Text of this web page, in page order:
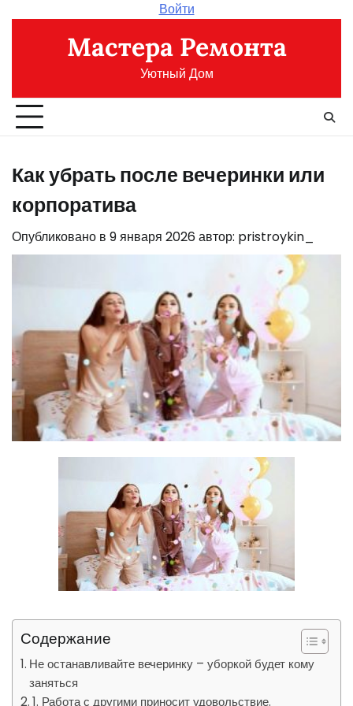
содержимому
Войти
Мастера Ремонта
Уютный Дом
Как убрать после вечеринки или
корпоратива
Опубликовано в 9 января 2026автор: pristroykin_
Содержание
Не останавливайте вечеринку – уборкой будет кому
заняться
1. Работа с другими приносит удовольствие.